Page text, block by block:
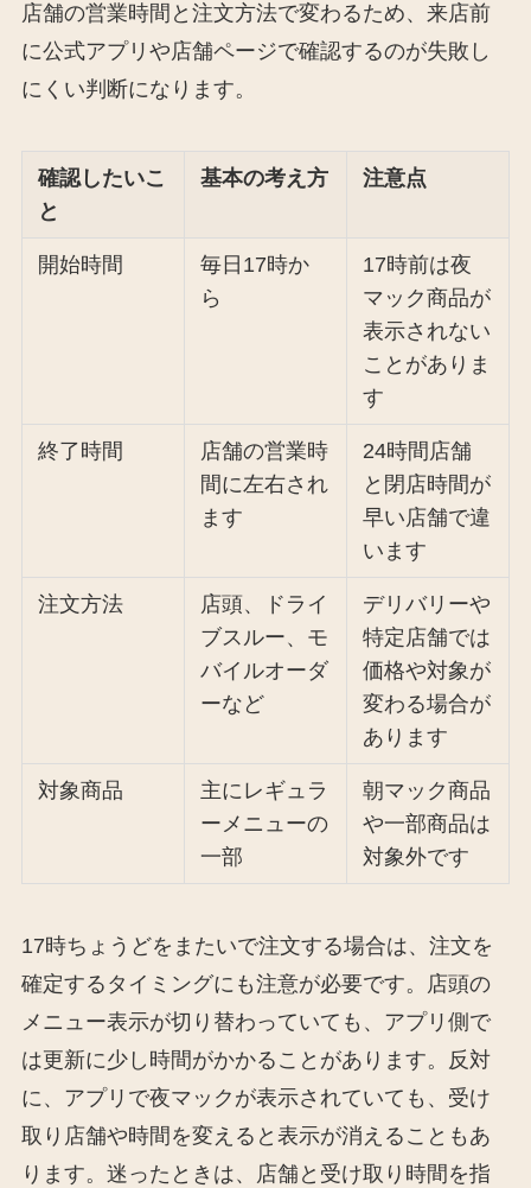
店舗の営業時間と注文方法で変わるため、来店前
に公式アプリや店舗ページで確認するのが失敗し
にくい判断になります。
確認したいこ
と
基本の考え方 注意点
開始時間
毎日17時か
ら
17時前は夜
マック商品が
表示されない
ことがありま
す
終了時間
店舗の営業時
間に左右され
ます
24時間店舗
と閉店時間が
早い店舗で違
います
注文方法
店頭、ドライ
ブスルー、モ
バイルオーダ
ーなど
デリバリーや
特定店舗では
価格や対象が
変わる場合が
あります
対象商品
主にレギュラ
ーメニューの
一部
朝マック商品
や一部商品は
対象外です
17時ちょうどをまたいで注文する場合は、注文を
確定するタイミングにも注意が必要です。店頭の
メニュー表示が切り替わっていても、アプリ側で
は更新に少し時間がかかることがあります。反対
に、アプリで夜マックが表示されていても、受け
取り店舗や時間を変えると表示が消えることもあ
ります。迷ったときは、店舗と受け取り時間を指